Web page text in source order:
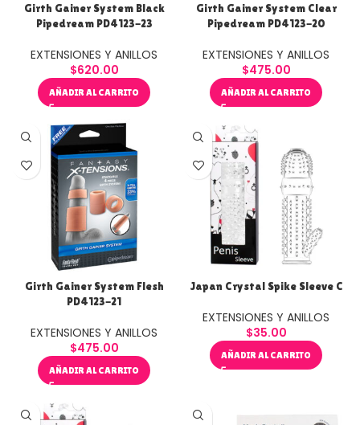
Girth Gainer System Black
Pipedream PD4123-23
EXTENSIONES Y ANILLOS
$620.00
AÑADIR AL CARRITO
Girth Gainer System Clear
Pipedream PD4123-20
EXTENSIONES Y ANILLOS
$475.00
AÑADIR AL CARRITO
Girth Gainer System Flesh
PD4123-21
EXTENSIONES Y ANILLOS
$475.00
AÑADIR AL CARRITO
Japan Crystal Spike Sleeve C
EXTENSIONES Y ANILLOS
$35.00
AÑADIR AL CARRITO